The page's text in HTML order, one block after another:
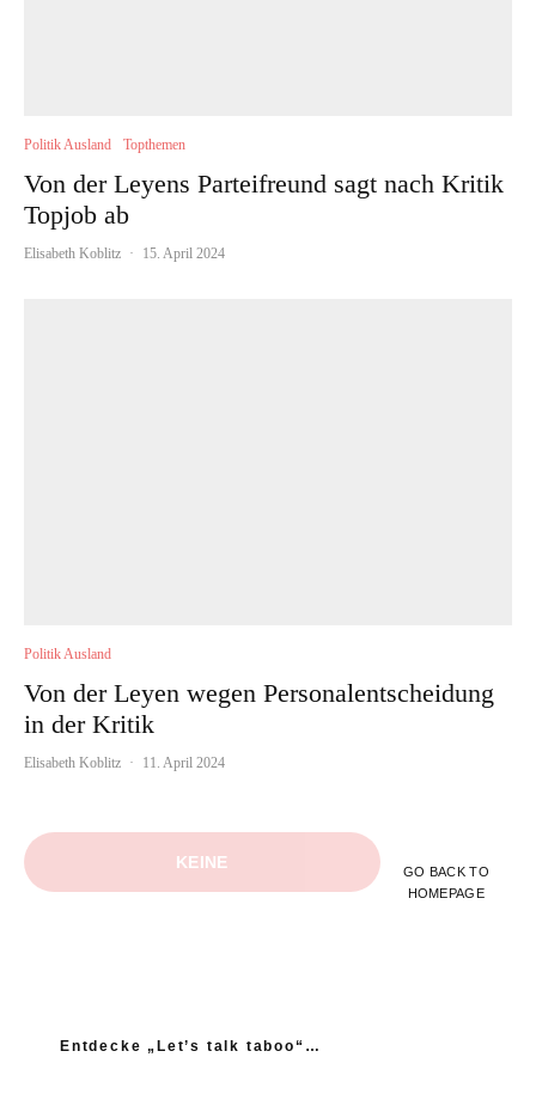
Politik Ausland Topthemen
Von der Leyens Parteifreund sagt nach Kritik
Topjob ab
Elisabeth Koblitz · 15. April 2024
Politik Ausland
Von der Leyen wegen Personalentscheidung
in der Kritik
Elisabeth Koblitz · 11. April 2024
KEINE
GO BACK TO
HOMEPAGE
Entdecke „Let’s talk taboo“…